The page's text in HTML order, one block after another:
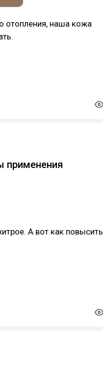
отопления, наша кожа
применения
А вот как повысить